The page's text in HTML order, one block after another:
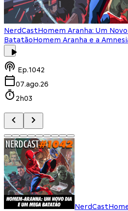
NerdCastHomem Aranha: Um
BatatãoHomem Aranha e a
Ep.1042
07.ago.26
2h03
NerdCast